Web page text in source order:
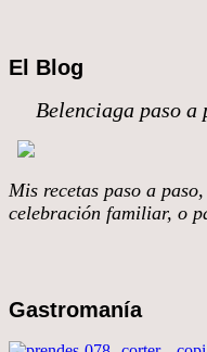
El Blog
Belenciaga paso a
Mis recetas paso a
celebración familiar, o
Gastromanía